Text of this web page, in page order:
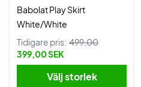
Babolat Play Skirt
White/White
Tidigare pris: 499,00
399,00 SEK
Välj storlek